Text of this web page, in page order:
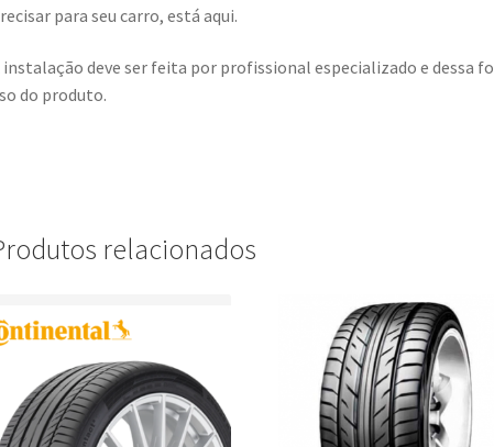
para seu carro, está aqui.
instalação deve ser feita por profissional especializado e dessa
do produto.
relacionados